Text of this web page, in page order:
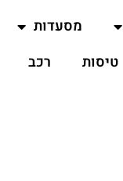
מסעדות
טיסות רכב